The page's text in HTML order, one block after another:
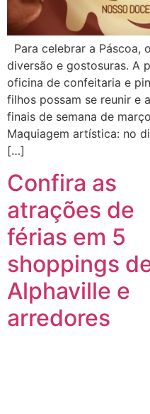
Para celebrar a Páscoa,
diversão e gostosuras. A
oficina de confeitaria e
filhos possam se reunir e
finais de semana de
Maquiagem artística: no
[…]
Confira as
atrações de
férias em 5
shoppings
Alphaville e
arredores